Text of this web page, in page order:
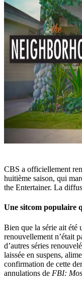
CBS a officiellement
huitième saison, qui
the Entertainer. La
Une sitcom populaire
Bien que la série ait
renouvellement n’était
d’autres séries
laissée en suspens,
confirmation de cette
annulations de FBI: